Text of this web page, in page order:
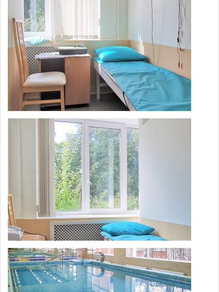
посещение пациента стационара)
Душ лечебный (душ Шарко, 1
процедура)
1,100
Подводный душ–массаж лечебный (15
минут)
1,300
Подводный душ–массаж лечебный
(30 минут)
2,200
Ванны минеральные лечебные (1
Ванны ароматические лечебные (1
ванна скипидарная)
Термовоздействие (Кедровая бочка)
Термовоздействие (лечебное
обёртывание)
Термовоздействие (Кедровая бочка с
лечебным обертыванием или
пилингом)
3,900